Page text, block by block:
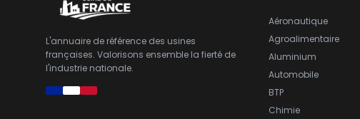
L'annuaire de référence des usines
françaises. Valorisons ensemble la fierté de
l'industrie nationale.
Aéronautique
Agroalimentaire
Aluminium
Automobile
BTP
Chimie